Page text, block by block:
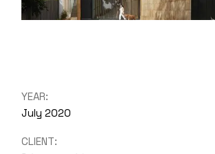
YEAR:
July 2020
CLIENT: